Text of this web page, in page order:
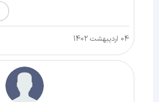
04 اردیبهشت 1402